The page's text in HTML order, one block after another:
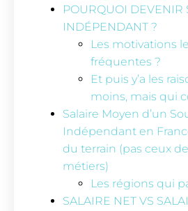
POURQUOI DEVENIR
INDÉPENDANT ?
Les motivations
fréquentes ?
Et puis y’a les
moins, mais qui
Salaire Moyen d’un
Indépendant en
du terrain (pas ceux
métiers)
Les régions qui
SALAIRE NET VS